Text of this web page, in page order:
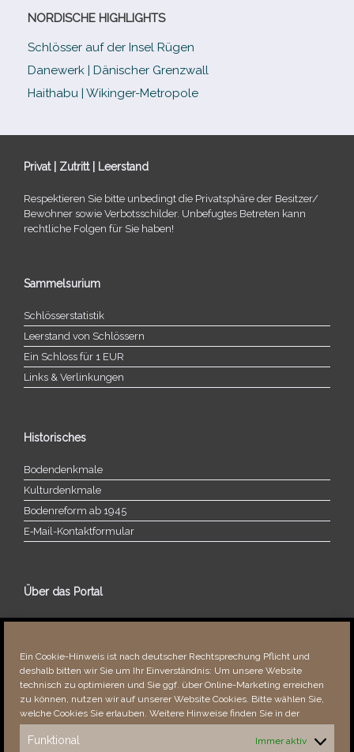
Ein Cookie-Hinweis ist nach deutscher Rechtsprechung Pflicht und
deshalb bitten wir Sie um Ihr Einverständnis: Um unsere Website
technisch zu optimieren und Sie ggf. über Online-Marketing erreichen
zu können, nutzen wir auf unserer Website Cookies. Bitte wählen Sie,
welche Cookies Sie erlauben. Weitere Hinweise finden Sie in der
Funktional Immer aktiv
NORDISCHE HIGHLIGHTS
Schlösser auf der Insel Rügen
Danewerk | Dänischer Grenzwall
Haithabu | Wikinger-Metropole
Privat | Zutritt | Leerstand
Respektieren Sie bitte unbe­dingt die Privatsphäre der Besitzer/​
Bewohner sowie Verbotsschilder. Unbefugtes Betreten kann
recht­li­che Folgen für Sie haben!
Sammelsurium
Schlösserstatistik
Leerstand von Schlössern
Ein Schloss für 1 EUR
Links & Verlinkungen
Historisches
Bodendenkmale
Kulturdenkmale
Bodenreform ab 1945
E‑Mail-​​Kontaktformular
Über das Portal
Über dieses Portal
Fehler bemerkt?
Besucher seit 08/​2021